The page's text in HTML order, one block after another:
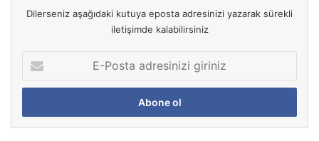
Dilerseniz aşağıdaki kutuya eposta adresinizi yazarak sürekli
iletişimde kalabilirsiniz
P
s